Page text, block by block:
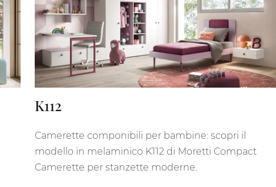
K112
Camerette componibili per bambine: scopri il
modello in melaminico K112 di Moretti Compact
Camerette per stanzette moderne.